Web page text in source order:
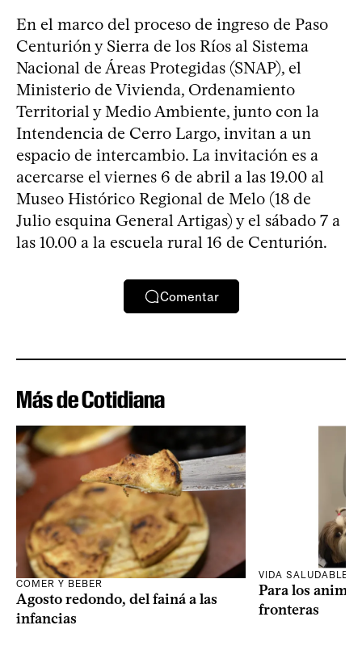
En el marco del proceso de ingreso de Paso
Centurión y Sierra de los Ríos al Sistema
Nacional de Áreas Protegidas (SNAP), el
Ministerio de Vivienda, Ordenamiento
Territorial y Medio Ambiente, junto con la
Intendencia de Cerro Largo, invitan a un
espacio de intercambio. La invitación es a
acercarse el viernes 6 de abril a las 19.00 al
Museo Histórico Regional de Melo (18 de
Julio esquina General Artigas) y el sábado 7 a
las 10.00 a la escuela rural 16 de Centurión.
Comentar
Más de Cotidiana
COMER Y BEBER
Agosto redondo, del fainá a las
infancias
VIDA SALUDABLE
Para los
fronteras